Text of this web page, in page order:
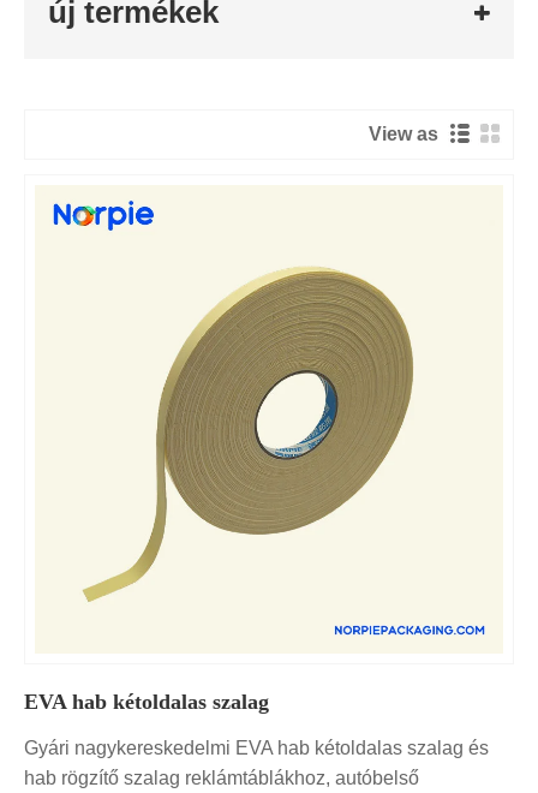
új termékek
View as
EVA hab kétoldalas szalag
Gyári nagykereskedelmi EVA hab kétoldalas szalag és
hab rögzítő szalag reklámtáblákhoz, autóbelső